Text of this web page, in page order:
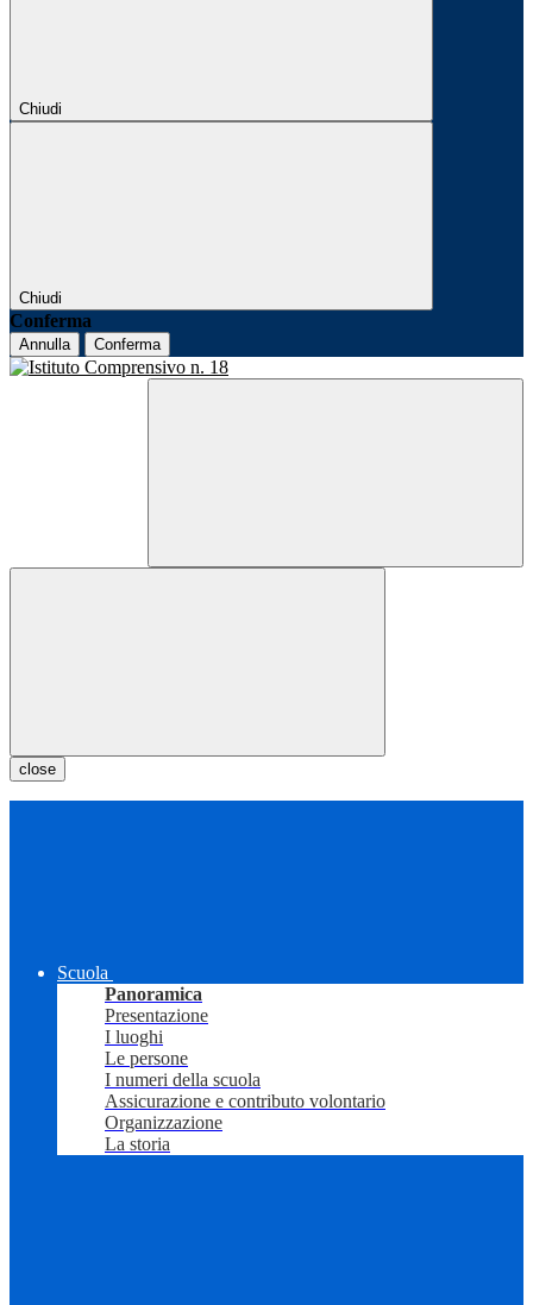
Chiudi
Chiudi
Conferma
Annulla Conferma
close
Scuola
Panoramica
Presentazione
I luoghi
Le persone
I numeri della scuola
Assicurazione e contributo volontario
Organizzazione
La storia